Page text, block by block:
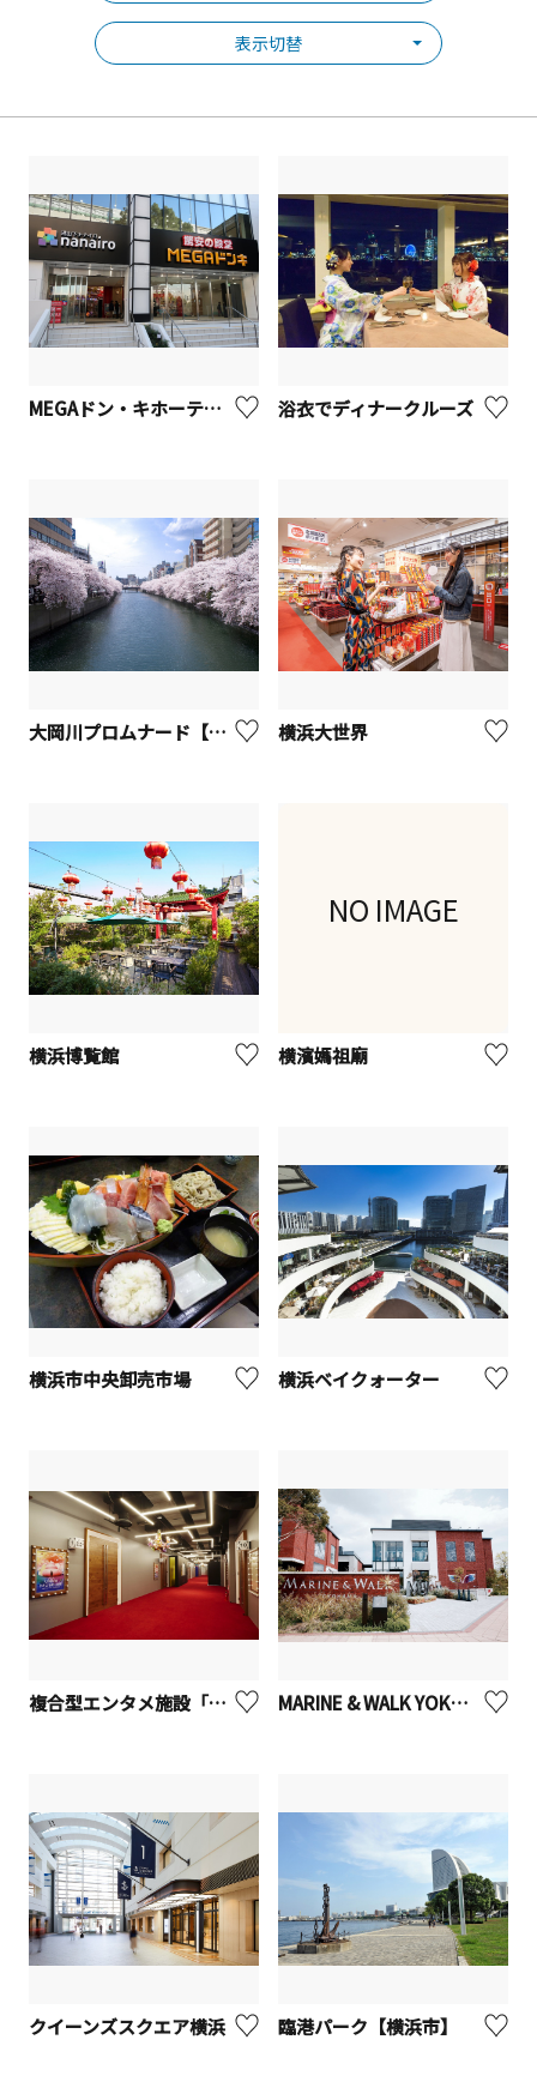
表示切替
MEGAドン・キホーテ港山下総本店 浴衣でディナークルーズ
大岡川プロムナード【横浜市】 横浜大世界
横浜博覧館
NO IMAGE
横濱媽祖廟
横浜市中央卸売市場 横浜ベイクォーター
複合型エンタメ施設「アソビル」 MARINE & WALK YOKOHAMA
クイーンズスクエア横浜 臨港パーク【横浜市】